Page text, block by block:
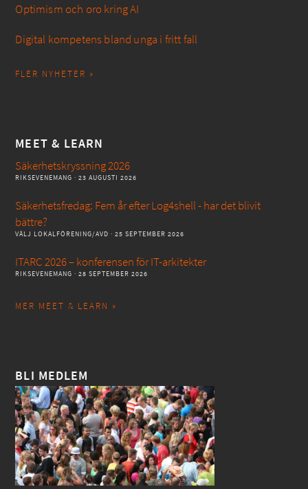
Optimism och oro kring AI
Digital kompetens bland unga i fritt fall
FLER NYHETER »
MEET & LEARN
Säkerhetskryssning 2026
RIKSEVENEMANG · 23 AUGUSTI 2026
Säkerhetsfredag: Fem år efter Log4shell - har det blivit
bättre?
VÄLJ LOKALFÖRENING/AVD · 25 SEPTEMBER 2026
ITARC 2026 – konferensen för IT-arkitekter
RIKSEVENEMANG · 28 SEPTEMBER 2026
MER MEET & LEARN »
BLI MEDLEM